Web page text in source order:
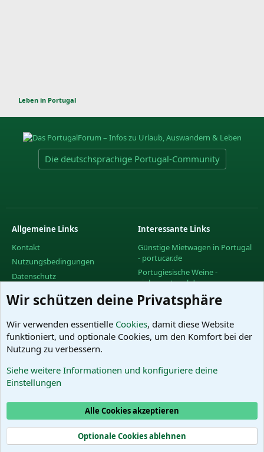
Leben in Portugal
Die deutschsprachige Portugal-Community
Allgemeine Links
Kontakt
Nutzungsbedingungen
Datenschutz
R
Interessante Links
Günstige Mietwagen in Portugal
- portucar.de
Portugiesische Weine -
vinhoportugal.de
Facebook-Gruppe des
PortugalForums
Facebook-Gruppe "Urlaub in
Portugal"
Das PortugalForum ohne
Community platform by XenForo® © 2010-2025 XenForo Ltd.
Wir schützen deine Privatsphäre
Wir verwenden essentielle Cookies, damit diese Website
funktioniert, und optionale Cookies, um den Komfort bei der
Nutzung zu verbessern.
Siehe weitere Informationen und konfiguriere deine
Einstellungen
Alle Cookies akzeptieren
Optionale Cookies ablehnen